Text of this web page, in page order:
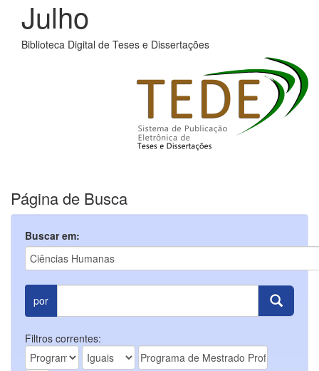
Julho
Biblioteca Digital de Teses e Dissertações
Página de Busca
Buscar em:
por
Filtros correntes: